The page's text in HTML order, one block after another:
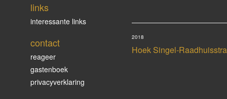
Hoek Singel-
2018
links
interessante links
contact
reageer
gastenboek
privacyverklaring